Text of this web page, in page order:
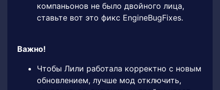
компаньонов не было двойного лица,
ставьте вот это фикс EngineBugFixes.
Важно!
Чтобы Лили работала корректно с новым
обновлением, лучше мод отключить,